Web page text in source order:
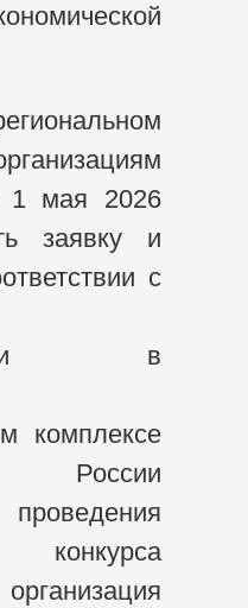
1 мая 2026
заявку и
с
в
комплексе
России
конкурса